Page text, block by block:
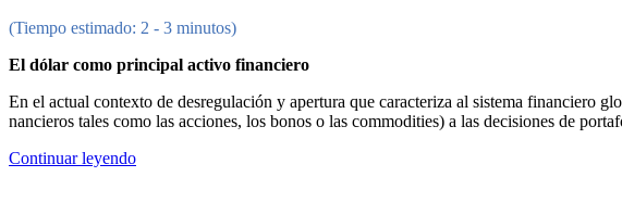
(Tiempo estimado: 2 - 3 minutos)
El dólar como principal activo financiero
En el actual contexto de desregulación y apertura que caracteriza al sistema financiero
nancieros tales como las acciones, los bonos o las commodities) a las decisiones de
Continuar leyendo